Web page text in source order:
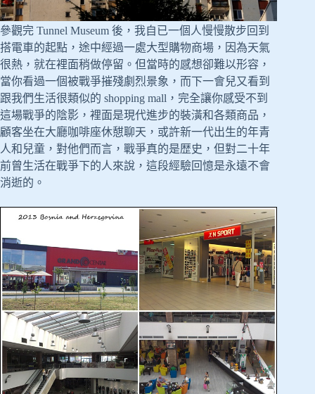
參觀完 Tunnel Museum 後，我自已一個人慢慢散步回到
搭電車的起點，途中經過一處大型購物商場，因為天氣
很熱，就在裡面稍做停留。但當時的感想卻難以形容，
當你看過一個被戰爭摧殘劇烈景象，而下一會兒又看到
跟我們生活很類似的 shopping mall，完全讓你感受不到
這場戰爭的陰影，裡面是現代進步的裝潢和各類商品，
顧客坐在大廳咖啡座休憇聊天，或許新一代出生的年青
人和兒童，對他們而言，戰爭真的是歴史，但對二十年
前曾生活在戰爭下的人來說，這段經驗回憶是永遠不會
消逝的。